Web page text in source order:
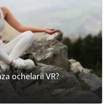
ochelarii VR?